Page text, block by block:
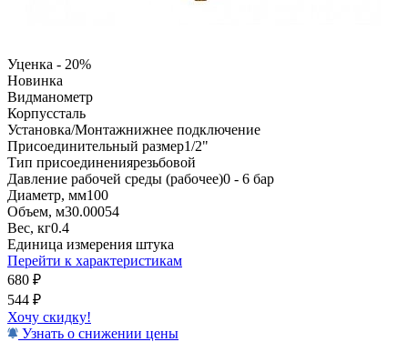
Уценка - 20%
Новинка
Видманометр
Корпуссталь
Установка/Монтажнижнее подключение
Присоединительный размер1/2"
Тип присоединениярезьбовой
Давление рабочей среды (рабочее)0 - 6 бар
Диаметр, мм100
Объем, м30.00054
Вес, кг0.4
Единица измерения штука
Перейти к характеристикам
680 ₽
544 ₽
Хочу скидку!
Узнать о снижении цены